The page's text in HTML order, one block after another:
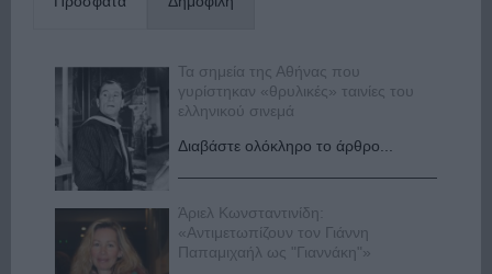
Τα σημεία της Αθήνας που
γυρίστηκαν «θρυλικές» ταινίες του
ελληνικού σινεμά
Διαβάστε ολόκληρο το άρθρο...
Άριελ Κωνσταντινίδη:
«Αντιμετωπίζουν τον Γιάννη
Παπαμιχαήλ ως "Γιαννάκη"»